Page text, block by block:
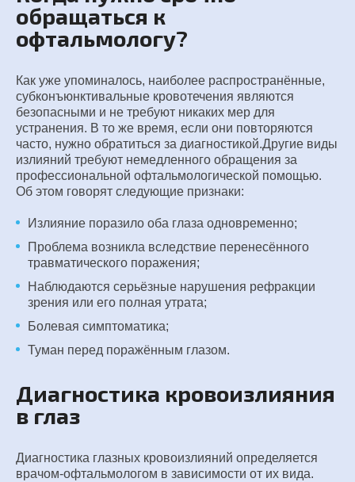
обращаться к
офтальмологу?
Как уже упоминалось, наиболее распространённые,
субконъюнктивальные кровотечения являются
безопасными и не требуют никаких мер для
устранения. В то же время, если они повторяются
часто, нужно обратиться за диагностикой.Другие виды
излияний требуют немедленного обращения за
профессиональной офтальмологической помощью.
Об этом говорят следующие признаки:
Излияние поразило оба глаза одновременно;
Проблема возникла вследствие перенесённого
травматического поражения;
Наблюдаются серьёзные нарушения рефракции
зрения или его полная утрата;
Болевая симптоматика;
Туман перед поражённым глазом.
Диагностика кровоизлияния
в глаз
Диагностика глазных кровоизлияний определяется
врачом-офтальмологом в зависимости от их вида.